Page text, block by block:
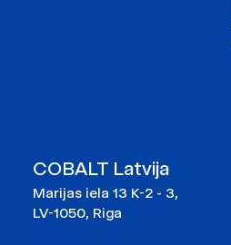
COBALT Latvija
Marijas iela 13 K-2 - 3,
LV-1050, Riga